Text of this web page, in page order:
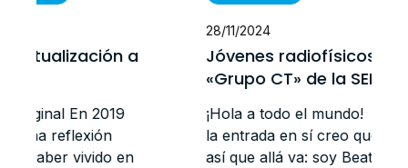
Jóvenes radiofísicos presentan el
«Grupo CT» de la SEFM
¡Hola a todo el mundo! Antes de empezar con
la entrada en sí creo que está bien presentarse,
así que allá va: soy Beatriz, R3 del […]